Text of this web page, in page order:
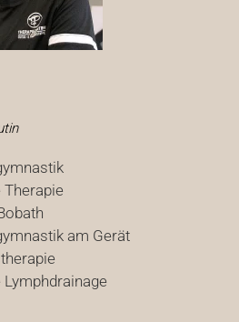
Therapie
am Gerät
Lymphdrainage